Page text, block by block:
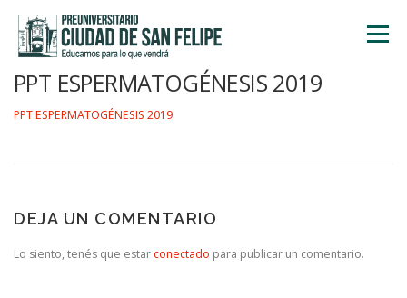
contenido
Menú
PPT ESPERMATOGÉNESIS 2019
PPT ESPERMATOGÉNESIS 2019
DEJA UN COMENTARIO
Lo siento, tenés que estar conectado para publicar un comentario.